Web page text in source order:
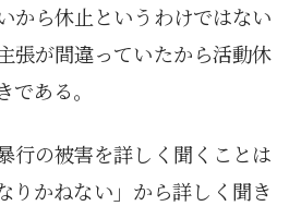
から休止というわけではない
張が間違っていたから活動休
ある。
行の被害を詳しく聞くことは
りかねない」から詳しく聞き